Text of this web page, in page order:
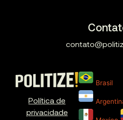
Política de
privacidade
Brasil